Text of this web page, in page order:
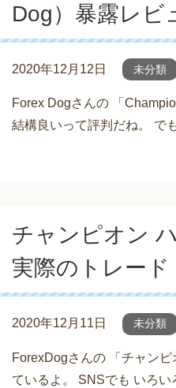
Dog）暴露レビ
2020年12月12日 未分類
Forex Dogさんの 「
結構良いって評判だね。 で
チャンピオン
実際のトレード
2020年12月11日 未分類
ForexDogさんの 「チャン
ているよ。 SNSでも いろい